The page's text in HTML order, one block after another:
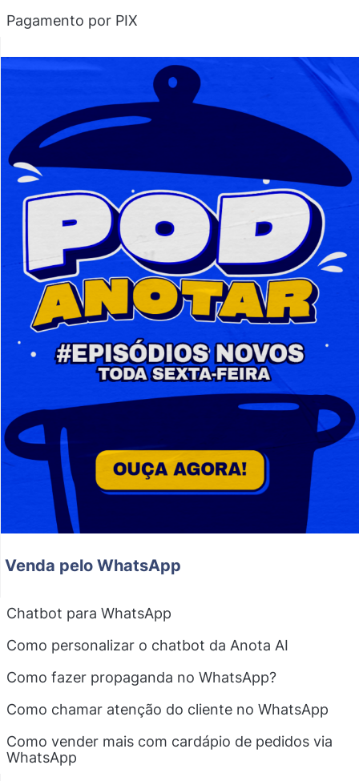
Pagamento por PIX
Venda pelo WhatsApp
Chatbot para WhatsApp
Como personalizar o chatbot da Anota AI
Como fazer propaganda no WhatsApp?
Como chamar atenção do cliente no WhatsApp
Como vender mais com cardápio de pedidos via
WhatsApp